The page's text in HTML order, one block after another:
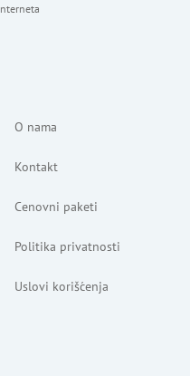
O nama
Kontakt
Cenovni paketi
Politika privatnosti
Uslovi korišćenja